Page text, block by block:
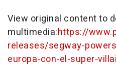
View original content to
multimedia:https://
releases/segway-
europa-con-el-super-